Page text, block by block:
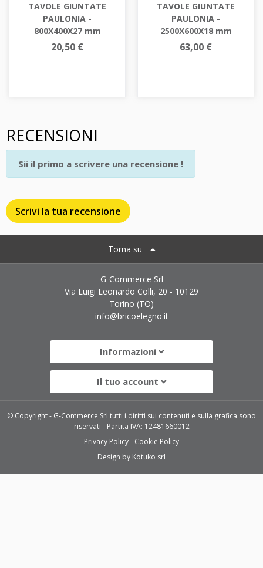
TAVOLE GIUNTATE
PAULONIA -
800X400X27 mm
20,50 €
TAVOLE GIUNTATE
PAULONIA -
2500X600X18 mm
63,00 €
RECENSIONI
Scrivi la tua recensione
Sii il primo a scrivere una recensione !
Torna su
G-Commerce Srl
Via Luigi Leonardo Colli, 20 - 10129
Torino (TO)
info@bricoelegno.it
Informazioni
Il tuo account
© Copyright - G-Commerce Srl tutti i diritti sui contenuti e sulla grafica sono
riservati - Partita IVA: 12481660012
Privacy Policy
Cookie Policy
Design by Kotuko srl